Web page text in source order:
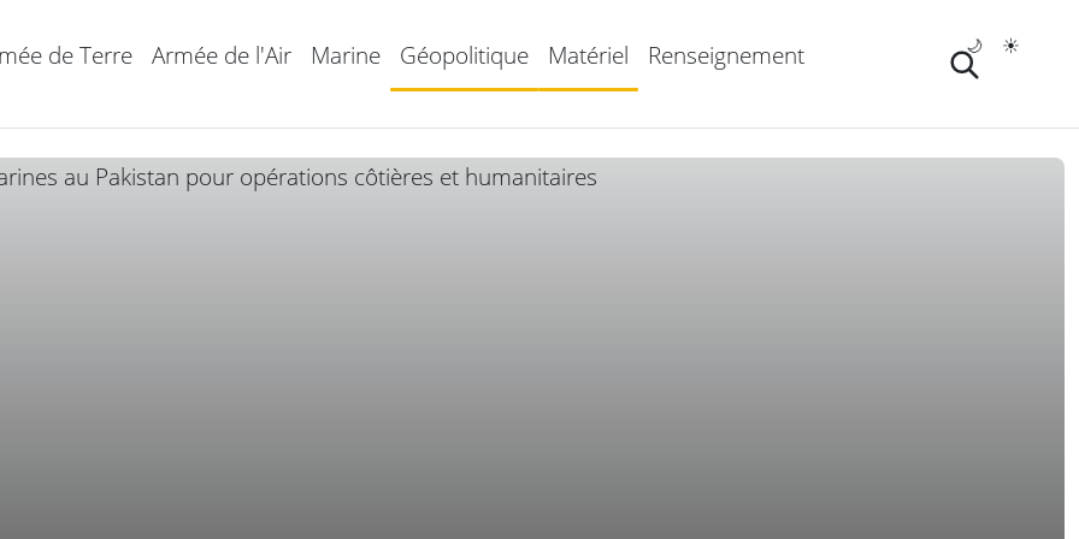
de Terre Armée de l'Air Marine Géopolitique Matériel Renseignement ☀️
🌙